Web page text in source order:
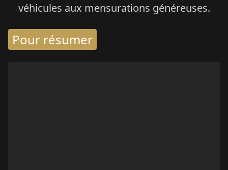
véhicules aux mensurations généreuses.
Pour résumer